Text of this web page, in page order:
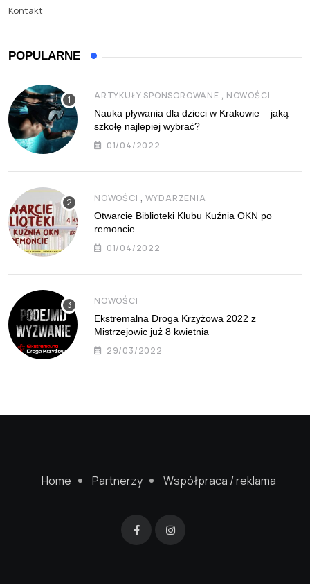
Kontakt
POPULARNE
ARTYKUŁY SPONSOROWANE , NOWOŚCI
Nauka pływania dla dzieci w Krakowie – jaką
szkołę najlepiej wybrać?
01/04/2022
NOWOŚCI , WYDARZENIA
Otwarcie Biblioteki Klubu Kuźnia OKN po
remoncie
01/04/2022
NOWOŚCI
Ekstremalna Droga Krzyżowa 2022 z
Mistrzejowic już 8 kwietnia
29/03/2022
Home Partnerzy Współpraca / reklama